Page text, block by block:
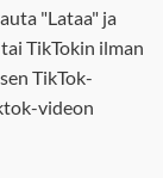
"Lataa" ja
TikTokin ilman
TikTok-
videon